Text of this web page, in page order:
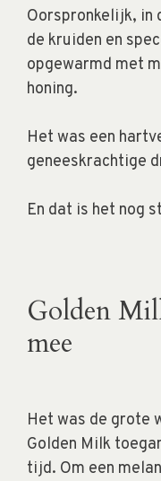
Oorspronkelijk, in
de kruiden en
opgewarmd met
honing.
Het was een
geneeskrachtige
En dat is het nog
Golden
mee
Het was de grote
Golden Milk
tijd. Om een